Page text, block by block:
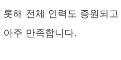
롯해 전체 인력도 증원되
아주 만족합니다.